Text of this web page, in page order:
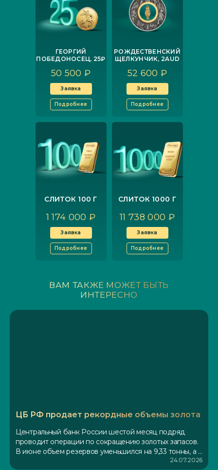
ГЕОРГИЙ
ПОБЕДОНОСЕЦ, 25₽
50 500 ₽
Заявка
Подробнее
РОЖДЕСТВЕНСКИЙ
ЩЕЛКУНЧИК, 2AUD
52 600 ₽
Заявка
Подробнее
СЛИТОК 100 Г
1 174 000 ₽
Заявка
Подробнее
СЛИТОК 1000 Г
11 738 000 ₽
Заявка
Подробнее
ВАМ ТАКЖЕ МОЖЕТ БЫТЬ
ИНТЕРЕСНО
ЦБ РФ продает рекордные объемы золота
Центральный банк России шестой месяц подряд
проводит операции по сокращению золотых запасов.
В июне объем резервов уменьшился на 9,33 тонны, а с
начала года реализовано 43,5 тонны драгметалла. Это
24.07.2026